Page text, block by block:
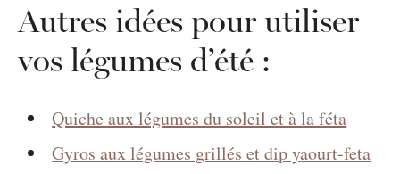
Autres idées pour utiliser
vos légumes d’été :
Quiche aux légumes du soleil et à la féta
Gyros aux légumes grillés et dip yaourt-feta